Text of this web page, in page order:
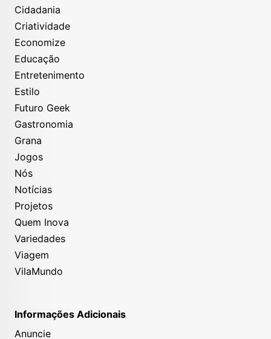
Cidadania
Criatividade
Economize
Educação
Entretenimento
Estilo
Futuro Geek
Gastronomia
Grana
Jogos
Nós
Notícias
Projetos
Quem Inova
Variedades
Viagem
VilaMundo
Informações Adicionais
Anuncie